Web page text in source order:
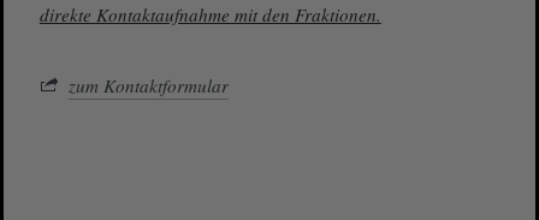
direkte Kontaktaufnahme mit den Fraktionen.
zum Kontaktformular